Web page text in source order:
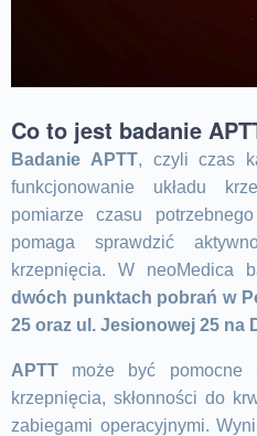
Co to jest badanie
Badanie APTT, czyli czas
funkcjonowanie układu
pomiarze czasu
pomaga sprawdzić
krzepnięcia. W neoMedica
dwóch punktach pobrań w
25 oraz ul. Jesionowej 25 na
APTT może być pomocne
krzepnięcia, skłonności do
zabiegami operacyjnymi.